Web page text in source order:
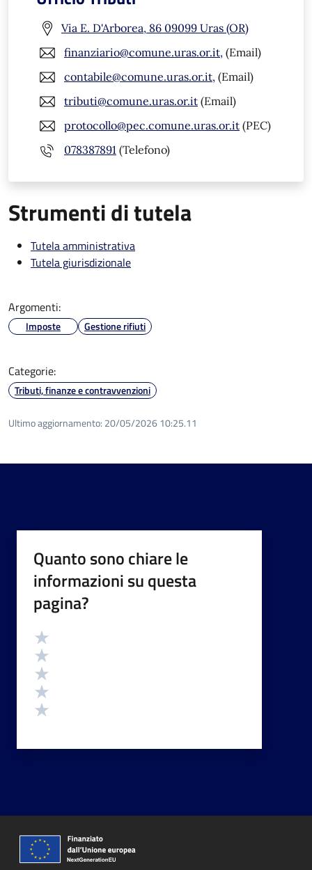
Via E. D'Arborea, 86 09099 Uras (OR)
finanziario@comune.uras.or.it, (Email)
contabile@comune.uras.or.it, (Email)
tributi@comune.uras.or.it (Email)
protocollo@pec.comune.uras.or.it (PEC)
078387891 (Telefono)
Strumenti di tutela
Tutela amministrativa
Tutela giurisdizionale
Argomenti:
Imposte Gestione rifiuti
Categorie:
Tributi, finanze e contravvenzioni
Ultimo aggiornamento: 20/05/2026 10:25.11
Quanto sono chiare le
informazioni su questa
pagina?
Valutazione